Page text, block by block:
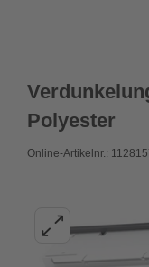
Polyester
Online-Artikelnr.: